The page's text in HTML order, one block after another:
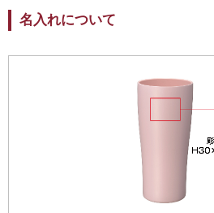
■構造
真空ダブル構造
桜柄「祝卒業」パッケージまたはメーカー箱
名入れについて